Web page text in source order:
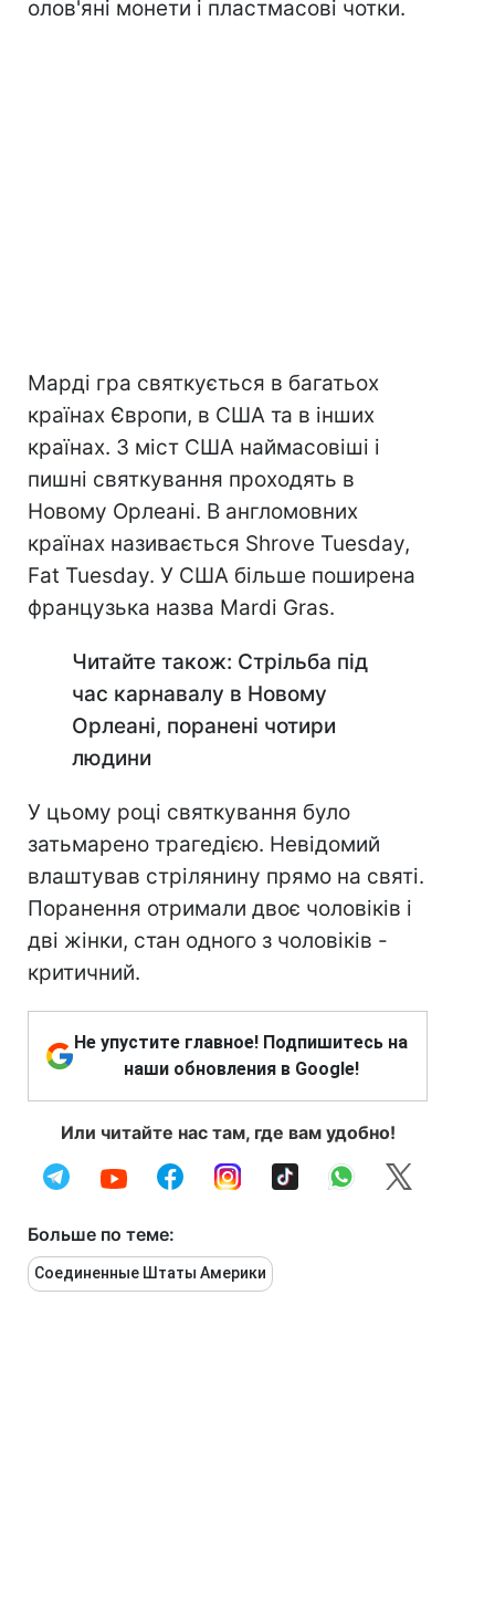
олов'яні монети і пластмасові чотки.
Марді гра святкується в багатьох
країнах Європи, в США та в інших
країнах. З міст США наймасовіші і
пишні святкування проходять в
Новому Орлеані. В англомовних
країнах називається Shrove Tuesday,
Fat Tuesday. У США більше поширена
французька назва Mardi Gras.
Читайте також: Стрільба під
час карнавалу в Новому
Орлеані, поранені чотири
людини
У цьому році святкування було
затьмарено трагедією. Невідомий
влаштував стрілянину прямо на святі.
Поранення отримали двоє чоловіків і
дві жінки, стан одного з чоловіків -
критичний.
Не упустите главное! Подпишитесь на
наши обновления в Google!
Или читайте нас там, где вам удобно!
Больше по теме:
Соединенные Штаты Америки